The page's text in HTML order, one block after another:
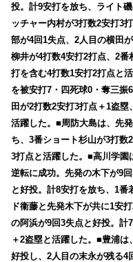
投。計9安打を放ち、ライト
ッチャー内村が3打数2安打3
部が4回1失点、2人目の横田
柳井が4打数4安打2打点、2
打を含む4打数1安打2打点と
を被安打7・四死球0・奪三振
田が2打数2安打3打点＋1盗
活躍した。■周防大島は、先
ち、3番ショート杉山が3打数
3打点と活躍した。■高川学園
逆転に成功。先発の木下が9
と好投。計8安打を放ち、1
ド衞藤と先発木下が共に1安
の阿浜が9回3失点と好投。計
＋2盗塁と活躍した。■豊浦
好投し、2人目の末永が残る4